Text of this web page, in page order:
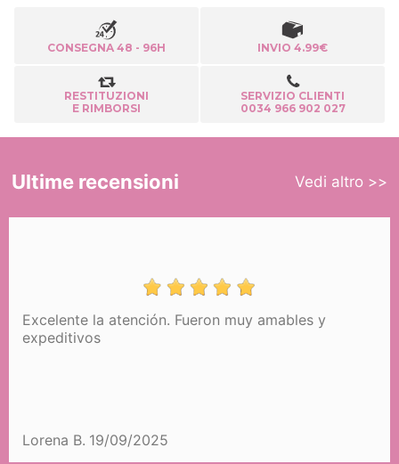
CONSEGNA 48 - 96H INVIO 4.99€
RESTITUZIONI
E RIMBORSI
SERVIZIO CLIENTI
0034 966 902 027
Ultime recensioni Vedi altro >>
El envío fue muy muy rápido. Y el producto
que en las fotos.
Elena G. 24/08/2025